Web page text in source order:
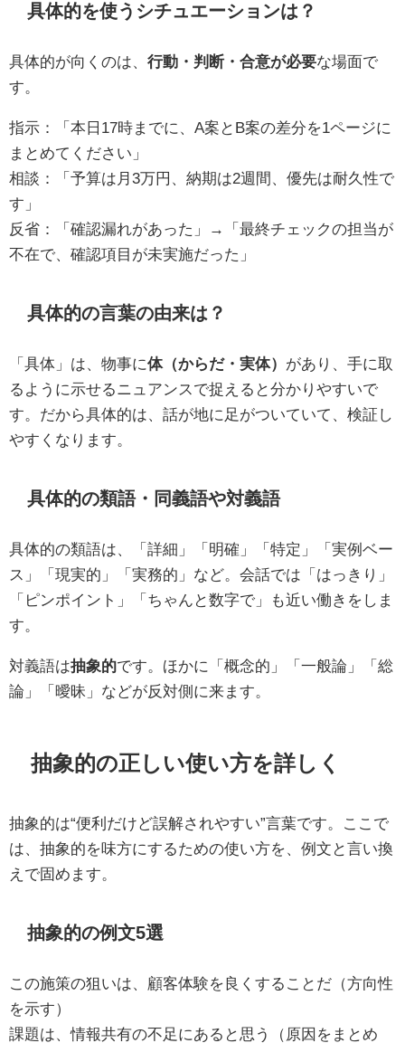
具体的を使うシチュエーションは？
具体的が向くのは、 行動・判断・合意が必要な場面で
す。
指示：「本日17時までに、A案とB案の差分を1ページに
まとめてください」
相談：「予算は月3万円、納期は2週間、優先は耐久性で
す」
反省：「確認漏れがあった」→「最終チェックの担当が
不在で、確認項目が未実施だった」
具体的の言葉の由来は？
「具体」は、物事に体（からだ・実体） があり、手に取
るように示せるニュアンスで捉えると分かりやすいで
す。だから具体的は、話が地に足がついていて、検証し
やすくなります。
具体的の類語・同義語や対義語
具体的の類語は、「詳細」「明確」「特定」「実例ベー
ス」「現実的」「実務的」など。会話では「はっきり」
「ピンポイント」「ちゃんと数字で」も近い働きをしま
す。
対義語は抽象的です。ほかに「概念的」「一般論」「総
論」「曖昧」などが反対側に来ます。
抽象的の正しい使い方を詳しく
抽象的は“便利だけど誤解されやすい”言葉です。ここで
は、抽象的を味方にするための使い方を、例文と言い換
えで固めます。
抽象的の例文5選
この施策の狙いは、顧客体験を良くすることだ（方向性
を示す）
課題は、情報共有の不足にあると思う（原因をまとめ